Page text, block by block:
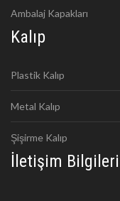
Ambalaj Kapakları
Kalıp
Plastik Kalıp
Metal Kalıp
Şişirme Kalıp
İletişim Bilgileri